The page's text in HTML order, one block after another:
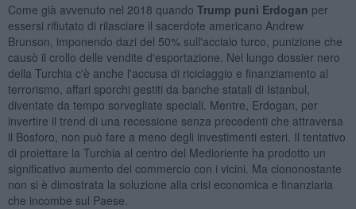
Come già avvenuto nel 2018 quando Trump punì Erdogan per
essersi rifiutato di rilasciare il sacerdote americano Andrew
Brunson, imponendo dazi del 50% sull'acciaio turco, punizione che
causò il crollo delle vendite d'esportazione. Nel lungo dossier nero
della Turchia c'è anche l'accusa di riciclaggio e finanziamento al
terrorismo, affari sporchi gestiti da banche statali di Istanbul,
diventate da tempo sorvegliate speciali. Mentre, Erdogan, per
invertire il trend di una recessione senza precedenti che attraversa
il Bosforo, non può fare a meno degli investimenti esteri. Il tentativo
di proiettare la Turchia al centro del Medioriente ha prodotto un
significativo aumento del commercio con i vicini. Ma ciononostante
non si è dimostrata la soluzione alla crisi economica e finanziaria
che incombe sul Paese.